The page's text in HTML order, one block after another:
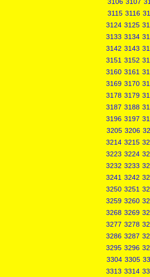
3115 3116
3124 3125
3133 3134
3142 3143
3151 3152
3160 3161
3169 3170
3178 3179
3187 3188
3196 3197
3205 3206
3214 3215
3223 3224
3232 3233
3241 3242
3250 3251
3259 3260
3268 3269
3277 3278
3286 3287
3295 3296
3304 3305
3313 3314